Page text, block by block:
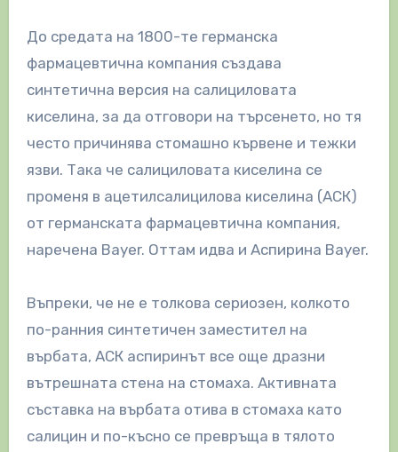
До средата на 1800-те германска
фармацевтична компания създава
синтетична версия на салициловата
киселина, за да отговори на търсенето, но тя
често причинява стомашно кървене и тежки
язви. Така че салициловата киселина се
променя в ацетилсалицилова киселина (АСК)
от германската фармацевтична компания,
наречена Bayer. Оттам идва и Аспирина Bayer.
Въпреки, че не е толкова сериозен, колкото
по-ранния синтетичен заместител на
върбата, АСК аспиринът все още дразни
вътрешната стена на стомаха. Активната
съставка на върбата отива в стомаха като
салицин и по-късно се превръща в тялото